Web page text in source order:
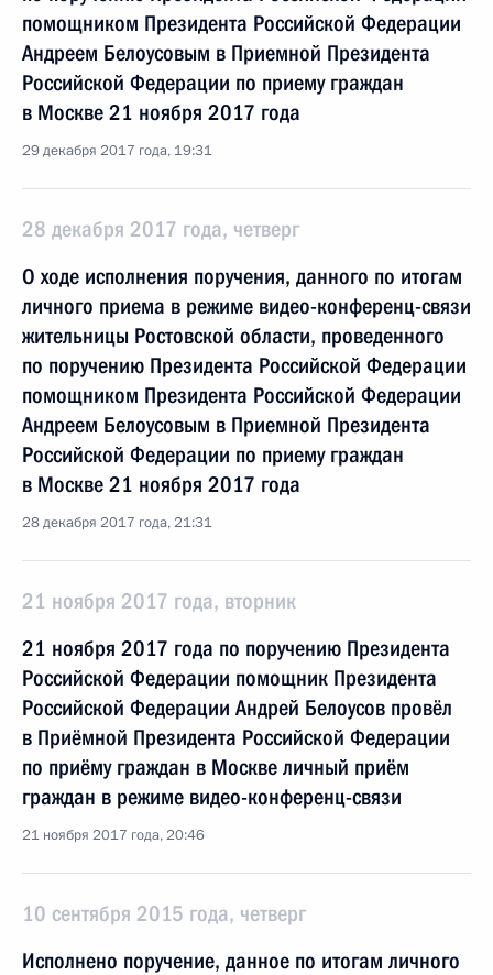
помощником Президента Российской Федерации
Андреем Белоусовым в Приемной Президента
Российской Федерации по приему граждан
в Москве 21 ноября 2017 года
29 декабря 2017 года, 19:31
28 декабря 2017 года, четверг
О ходе исполнения поручения, данного по итогам
личного приема в режиме видео-конференц-связи
жительницы Ростовской области, проведенного
по поручению Президента Российской Федерации
помощником Президента Российской Федерации
Андреем Белоусовым в Приемной Президента
Российской Федерации по приему граждан
в Москве 21 ноября 2017 года
28 декабря 2017 года, 21:31
21 ноября 2017 года, вторник
21 ноября 2017 года по поручению Президента
Российской Федерации помощник Президента
Российской Федерации Андрей Белоусов провёл
в Приёмной Президента Российской Федерации
по приёму граждан в Москве личный приём
граждан в режиме видео-конференц-связи
21 ноября 2017 года, 20:46
10 сентября 2015 года, четверг
Исполнено поручение, данное по итогам личного